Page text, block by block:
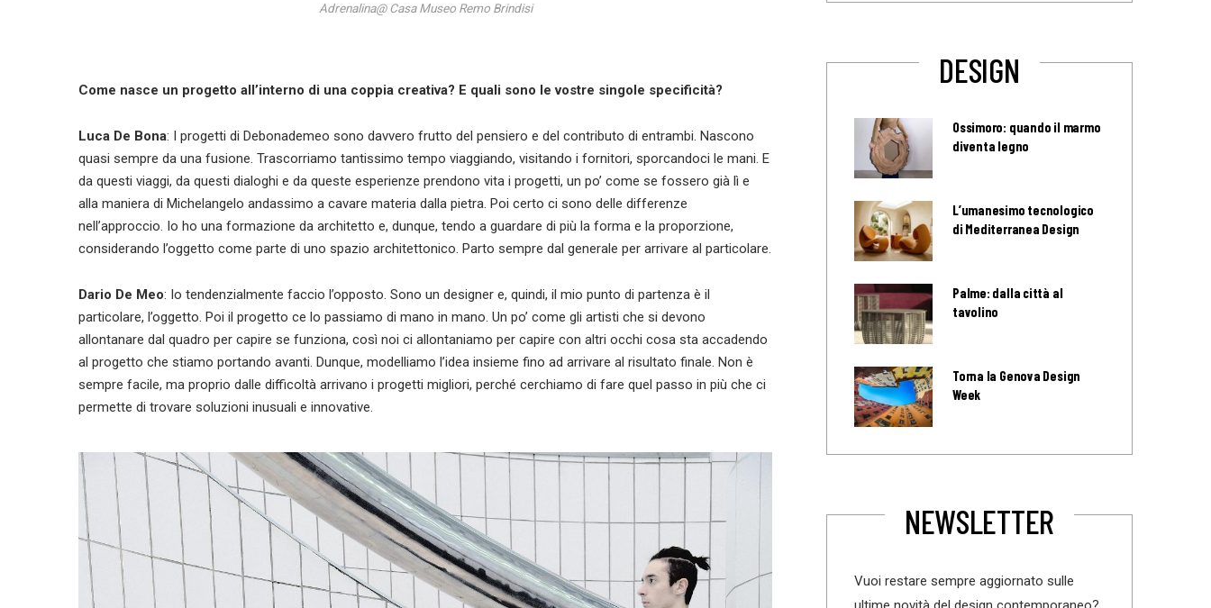
Adrenalina@ Casa Museo Remo Brindisi
Come nasce un progetto all’interno di una coppia creativa? E quali sono le vostre singole specificità?
Luca De Bona: I progetti di Debonademeo sono davvero frutto del pensiero e del contributo di entrambi. Nascono
quasi sempre da una fusione. Trascorriamo tantissimo tempo viaggiando, visitando i fornitori, sporcandoci le mani. E
da questi viaggi, da questi dialoghi e da queste esperienze prendono vita i progetti, un po’ come se fossero già lì e
alla maniera di Michelangelo andassimo a cavare materia dalla pietra. Poi certo ci sono delle differenze
nell’approccio. Io ho una formazione da architetto e, dunque, tendo a guardare di più la forma e la proporzione,
considerando l’oggetto come parte di uno spazio architettonico. Parto sempre dal generale per arrivare al particolare.
Dario De Meo: Io tendenzialmente faccio l’opposto. Sono un designer e, quindi, il mio punto di partenza è il
particolare, l’oggetto. Poi il progetto ce lo passiamo di mano in mano. Un po’ come gli artisti che si devono
allontanare dal quadro per capire se funziona, così noi ci allontaniamo per capire con altri occhi cosa sta accadendo
al progetto che stiamo portando avanti. Dunque, modelliamo l’idea insieme fino ad arrivare al risultato finale. Non è
sempre facile, ma proprio dalle difficoltà arrivano i progetti migliori, perché cerchiamo di fare quel passo in più che ci
permette di trovare soluzioni inusuali e innovative.
DESIGN
Ossimoro: quando il marmo
diventa legno
L’umanesimo tecnologico
di Mediterranea Design
Palme: dalla città al
tavolino
Torna la Genova Design
Week
NEWSLETTER
Vuoi restare sempre aggiornato sulle